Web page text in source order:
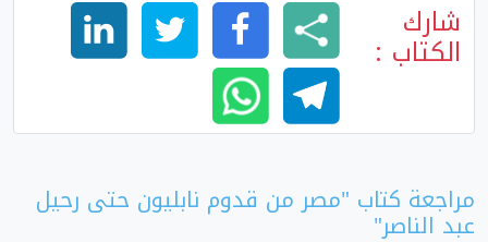
شارك
الكتاب :
مراجعة كتاب "مصر من قدوم نابليون حتى رحيل
عبد الناصر"